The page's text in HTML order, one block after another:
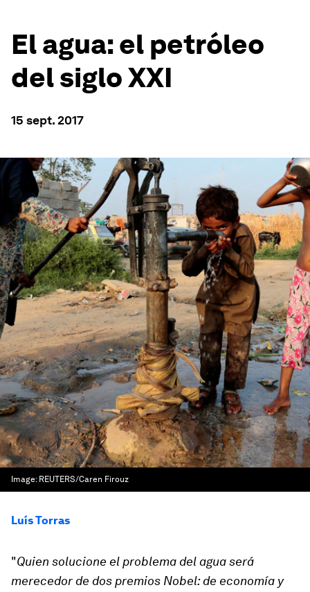
El agua: el petróleo
del siglo XXI
15 sept. 2017
Image: REUTERS/Caren Firouz
Luís Torras
"Quien solucione el problema del agua será
merecedor de dos premios Nobel: de economía y